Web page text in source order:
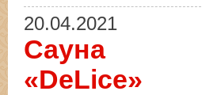
20.04.2021
Сауна
«DeLice»